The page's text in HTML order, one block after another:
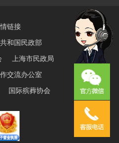
链接
和国民政部
上海市民政局
交流办公室
国际殡葬协会